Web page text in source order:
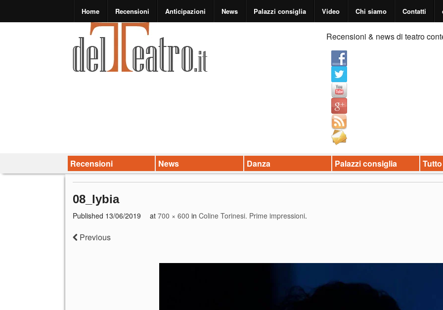
Home Recensioni Anticipazioni News Palazzi consiglia Video Chi siamo Contatti
Recensioni & news di teatro
Recensioni News Danza Palazzi consiglia
08_lybia
Published 13/06/2019 at 700 × 600 in Coline Torinesi. Prime impressioni.
Previous